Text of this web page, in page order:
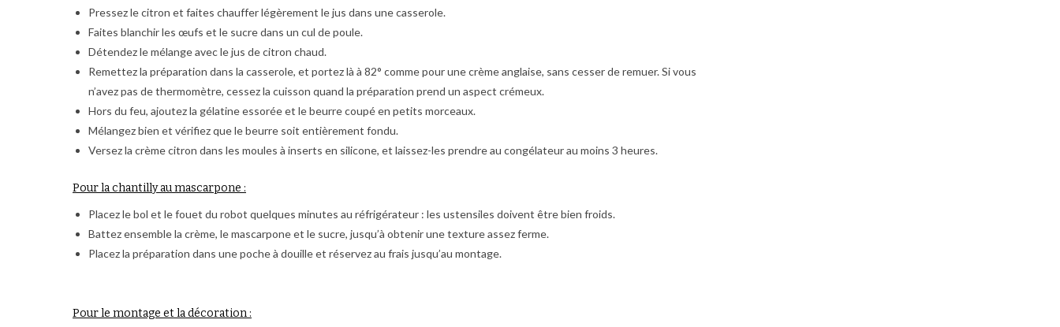
Pressez le citron et faites chauffer légèrement le jus dans une casserole.
Faites blanchir les œufs et le sucre dans un cul de poule.
Détendez le mélange avec le jus de citron chaud.
Remettez la préparation dans la casserole, et portez là à 82° comme pour une crème anglaise, sans cesser de remuer. Si vous
n’avez pas de thermomètre, cessez la cuisson quand la préparation prend un aspect crémeux.
Hors du feu, ajoutez la gélatine essorée et le beurre coupé en petits morceaux.
Mélangez bien et vérifiez que le beurre soit entièrement fondu.
Versez la crème citron dans les moules à inserts en silicone, et laissez-les prendre au congélateur au moins 3 heures.
Pour la chantilly au mascarpone :
Placez le bol et le fouet du robot quelques minutes au réfrigérateur : les ustensiles doivent être bien froids.
Battez ensemble la crème, le mascarpone et le sucre, jusqu’à obtenir une texture assez ferme.
Placez la préparation dans une poche à douille et réservez au frais jusqu’au montage.
Pour le montage et la décoration :